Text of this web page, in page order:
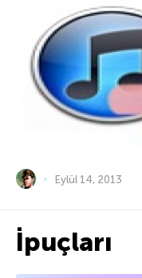
Eylül 14, 2013
İpuçları